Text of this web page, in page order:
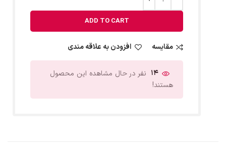
ADD TO CART
مقایسه افزودن به علاقه مندی
14 نفر در حال مشاهده این محصول
هستند!